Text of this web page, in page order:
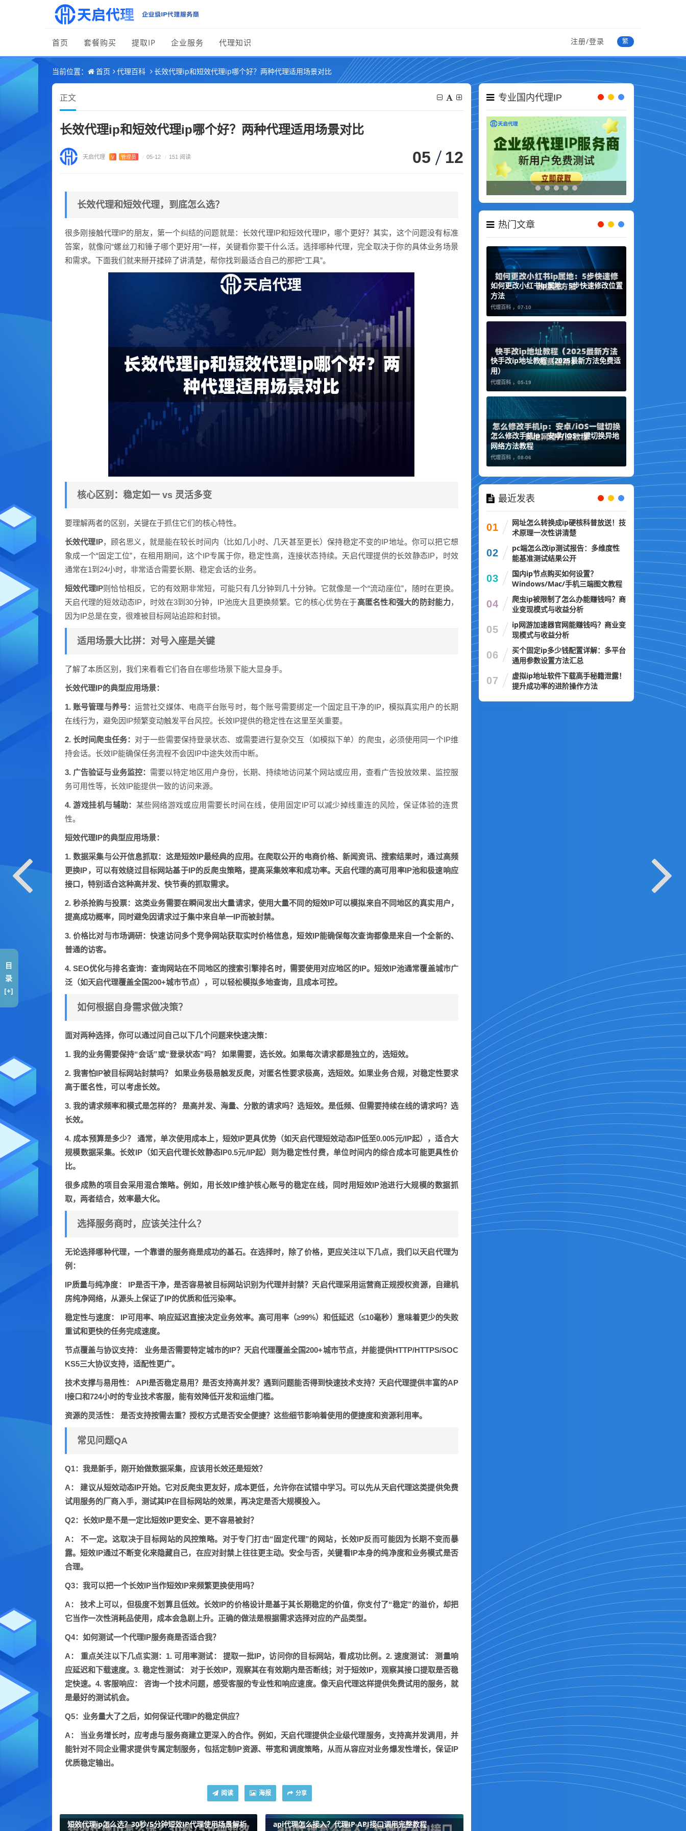
首页 套餐购买 提取IP 企业服务 代理知识 注册/登录 繁
当前位置： 首页 代理百科 长效代理ip和短效代理ip哪个好？两种代理适用场景对比
正文
长效代理ip和短效代理ip哪个好？两种代理适用场景对比
天启代理 V 管理员 / 05-12 / 151 阅读 05 12
长效代理和短效代理，到底怎么选？
很多刚接触代理IP的朋友，第一个纠结的问题就是：长效代理IP和短效代理IP，哪个更好？其实，这个问题没有标准
答案，就像问“螺丝刀和锤子哪个更好用”一样，关键看你要干什么活。选择哪种代理，完全取决于你的具体业务场景
和需求。下面我们就来掰开揉碎了讲清楚，帮你找到最适合自己的那把“工具”。
核心区别：稳定如一 vs 灵活多变
要理解两者的区别，关键在于抓住它们的核心特性。
长效代理IP，顾名思义，就是能在较长时间内（比如几小时、几天甚至更长）保持稳定不变的IP地址。你可以把它想
象成一个“固定工位”，在租用期间，这个IP专属于你，稳定性高，连接状态持续。天启代理提供的长效静态IP，时效
通常在1到24小时，非常适合需要长期、稳定会话的业务。
短效代理IP则恰恰相反，它的有效期非常短，可能只有几分钟到几十分钟。它就像是一个“流动座位”，随时在更换。
天启代理的短效动态IP，时效在3到30分钟，IP池庞大且更换频繁。它的核心优势在于高匿名性和强大的防封能力，
因为IP总是在变，很难被目标网站追踪和封锁。
适用场景大比拼：对号入座是关键
了解了本质区别，我们来看看它们各自在哪些场景下能大显身手。
长效代理IP的典型应用场景：
1. 账号管理与养号：运营社交媒体、电商平台账号时，每个账号需要绑定一个固定且干净的IP，模拟真实用户的长期
在线行为，避免因IP频繁变动触发平台风控。长效IP提供的稳定性在这里至关重要。
2. 长时间爬虫任务： 对于一些需要保持登录状态、或需要进行复杂交互（如模拟下单）的爬虫，必须使用同一个IP维
持会话。长效IP能确保任务流程不会因IP中途失效而中断。
3. 广告验证与业务监控： 需要以特定地区用户身份，长期、持续地访问某个网站或应用，查看广告投放效果、监控服
务可用性等，长效IP能提供一致的访问来源。
4. 游戏挂机与辅助： 某些网络游戏或应用需要长时间在线，使用固定IP可以减少掉线重连的风险，保证体验的连贯
性。
短效代理IP的典型应用场景：
1. 数据采集与公开信息抓取： 这是短效IP最经典的应用。在爬取公开的电商价格、新闻资讯、搜索结果时，通过高频
更换IP，可以有效绕过目标网站基于IP的反爬虫策略，提高采集效率和成功率。天启代理的高可用率IP池和极速响应
接口，特别适合这种高并发、快节奏的抓取需求。
2. 秒杀抢购与投票：这类业务需要在瞬间发出大量请求，使用大量不同的短效IP可以模拟来自不同地区的真实用户，
提高成功概率，同时避免因请求过于集中来自单一IP而被封禁。
3. 价格比对与市场调研：快速访问多个竞争网站获取实时价格信息，短效IP能确保每次查询都像是来自一个全新的、
普通的访客。
4. SEO优化与排名查询： 查询网站在不同地区的搜索引擎排名时，需要使用对应地区的IP。短效IP池通常覆盖城市广
泛（如天启代理覆盖全国200+城市节点），可以轻松模拟多地查询，且成本可控。
如何根据自身需求做决策？
面对两种选择，你可以通过问自己以下几个问题来快速决策：
1. 我的业务需要保持“会话”或“登录状态”吗？ 如果需要，选长效。如果每次请求都是独立的，选短效。
2. 我害怕IP被目标网站封禁吗？
如果业务极易触发反爬，对匿名性要求极高，选短效。如果业务合规，对稳定性要求
高于匿名性，可以考虑长效。
3. 我的请求频率和模式是怎样的？
是高并发、海量、分散的请求吗？选短效。是低频、但需要持续在线的请求吗？选
长效。
4. 成本预算是多少？
通常，单次使用成本上，短效IP更具优势（如天启代理短效动态IP低至0.005元/IP起），适合大
规模数据采集。长效IP（如天启代理长效静态IP0.5元/IP起）则为稳定性付费，单位时间内的综合成本可能更具性价
比。
很多成熟的项目会采用混合策略。例如，用长效IP维护核心账号的稳定在线，同时用短效IP池进行大规模的数据抓
取，两者结合，效率最大化。
选择服务商时，应该关注什么？
无论选择哪种代理，一个靠谱的服务商是成功的基石。在选择时，除了价格，更应关注以下几点，我们以天启代理为
例：
IP质量与纯净度：
IP是否干净，是否容易被目标网站识别为代理并封禁？天启代理采用运营商正规授权资源，自建机
房纯净网络，从源头上保证了IP的优质和低污染率。
稳定性与速度：
IP可用率、响应延迟直接决定业务效率。高可用率（≥99%）和低延迟（≤10毫秒）意味着更少的失败
重试和更快的任务完成速度。
节点覆盖与协议支持：
业务是否需要特定城市的IP？天启代理覆盖全国200+城市节点，并能提供HTTP/HTTPS/SOC
KS5三大协议支持，适配性更广。
技术支撑与易用性：
API是否稳定易用？是否支持高并发？遇到问题能否得到快速技术支持？天启代理提供丰富的AP
I接口和724小时的专业技术客服，能有效降低开发和运维门槛。
资源的灵活性： 是否支持按需去重？授权方式是否安全便捷？这些细节影响着使用的便捷度和资源利用率。
常见问题QA
Q1：我是新手，刚开始做数据采集，应该用长效还是短效？
A：
建议从短效动态IP开始。它对反爬虫更友好，成本更低，允许你在试错中学习。可以先从天启代理这类提供免费
试用服务的厂商入手，测试其IP在目标网站的效果，再决定是否大规模投入。
Q2：长效IP是不是一定比短效IP更安全、更不容易被封？
A：
不一定。这取决于目标网站的风控策略。对于专门打击“固定代理”的网站，长效IP反而可能因为长期不变而暴
露。短效IP通过不断变化来隐藏自己，在应对封禁上往往更主动。安全与否，关键看IP本身的纯净度和业务模式是否
合理。
Q3：我可以把一个长效IP当作短效IP来频繁更换使用吗？
A： 技术上可以，但极度不划算且低效。长效IP的价格设计是基于其长期稳定的价值，你支付了“稳定”的溢价，却把
它当作一次性消耗品使用，成本会急剧上升。正确的做法是根据需求选择对应的产品类型。
Q4：如何测试一个代理IP服务商是否适合我？
A： 重点关注以下几点实测：1.可用率测试： 提取一批IP，访问你的目标网站，看成功比例。2.速度测试：
测量响
应延迟和下载速度。3. 稳定性测试：
对于长效IP，观察其在有效期内是否断线；对于短效IP，观察其接口提取是否稳
定快速。4.客服响应：
咨询一个技术问题，感受客服的专业性和响应速度。像天启代理这样提供免费试用的服务，就
是最好的测试机会。
Q5：业务量大了之后，如何保证代理IP的稳定供应？
A：
当业务增长时，应考虑与服务商建立更深入的合作。例如，天启代理提供企业级代理服务，支持高并发调用，并
能针对不同企业需求提供专属定制服务，包括定制IP资源、带宽和调度策略，从而从容应对业务爆发性增长，保证IP
优质稳定输出。
阅读 海报 分享
短效代理ip怎么选？30秒/5分钟短效IP代理使用场景解析 api代理怎么接入？代理IP API接口调用完整教程
专业国内代理IP
热门文章
如何更改小红书ip属地：5步快速修改位置
方法
代理百科 ， 07-10
快手改ip地址教程（2025最新方法免费适
用）
代理百科 ， 05-19
怎么修改手机ip：安卓/iOS一键切换异地
网络方法教程
代理百科 ， 08-06
最近发表
01
网址怎么转换成ip硬核科普放送！技
术原理一次性讲清楚
02
pc端怎么改ip测试报告：多维度性
能基准测试结果公开
03
国内ip节点购买如何设置？
Windows/Mac/手机三端图文教程
04
爬虫ip被限制了怎么办能赚钱吗？商
业变现模式与收益分析
05
ip网游加速器官网能赚钱吗？商业变
现模式与收益分析
06
买个固定ip多少钱配置详解：多平台
通用参数设置方法汇总
07
虚拟ip地址软件下载高手秘籍泄露！
提升成功率的进阶操作方法
目
录
[+]